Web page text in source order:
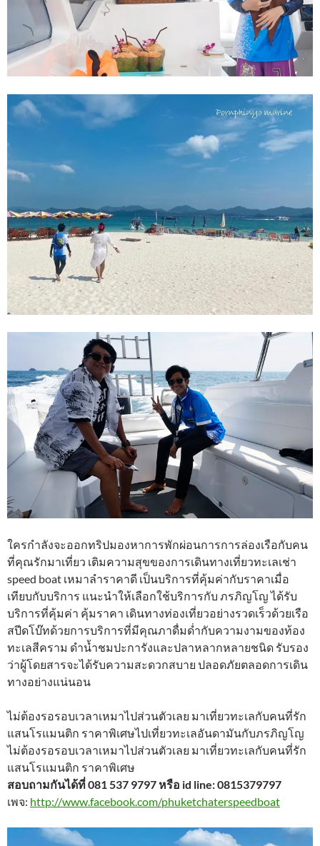
ใครกำลังจะออกทริปมองหาการพักผ่อนการการล่องเรือกับคน
ที่คุณรักมาเที่ยว เติมความสุขของการเดินทางเที่ยวทะเลเช่า
speed boat เหมาลำราคาดี เป็นบริการที่คุ้มค่ากับราคาเมื่อ
เทียบกับบริการ แนะนำให้เลือกใช้บริการกับ ภรภิญโญ ได้รับ
บริการที่คุ้มค่า คุ้มราคา เดินทางท่องเที่ยวอย่างรวดเร็วด้วยเรือ
สปีดโบ๊ทด้วยการบริการที่มีคุณภาดื่มด่ำกับความงามของท้อง
ทะเลสีคราม ดำน้ำชมปะการังและปลาหลากหลายชนิด รับรอง
ว่าผู้โดยสารจะได้รับความสะดวกสบาย ปลอดภัยตลอดการเดิน
ทางอย่างแน่นอน
ไม่ต้องรอรอบเวลาเหมาไปส่วนตัวเลย มาเที่ยวทะเลกับคนที่รัก
แสนโรแมนติก ราคาพิเศษไปเที่ยวทะเลอันดามันกับภรภิญโญ
ไม่ต้องรอรอบเวลาเหมาไปส่วนตัวเลย มาเที่ยวทะเลกับคนที่รัก
แสนโรแมนติก ราคาพิเศษ
สอบถามกันได้ที่ 081 537 9797 หรือ id line: 0815379797
เพจ: http://www.facebook.com/phuketchaterspeedboat